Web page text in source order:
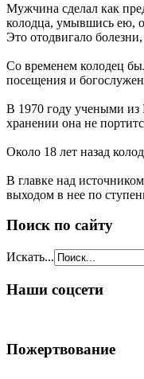
Мужчина сделал как
колодца, умывшись ею,
Это отодвигало
Со временем колодец
посещения и
В 1970 году учеными из
хранении она не
Около 18 лет назад
В главке над
выходом в нее по
Поиск по сайту
Искать...
Наши соцсети
Пожертвование